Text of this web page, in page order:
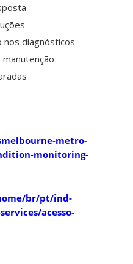
nos diagnósticos
metro-
monitoring-
br/pt/ind-
acesso-